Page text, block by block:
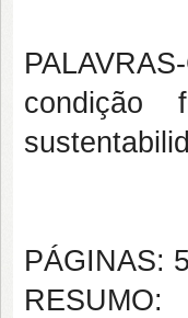
condição
PÁGINAS:
RESUMO: